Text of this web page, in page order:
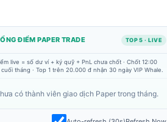
ĐIỂM PAPER TRADE TOP 5 · LIVE
live = số dư ví + ký quỹ + PnL chưa chốt · Chốt 12:00
tháng · Top 1 trên 20.000 đ nhận 30 ngày VIP Whale.
có thành viên giao dịch Paper trong tháng.